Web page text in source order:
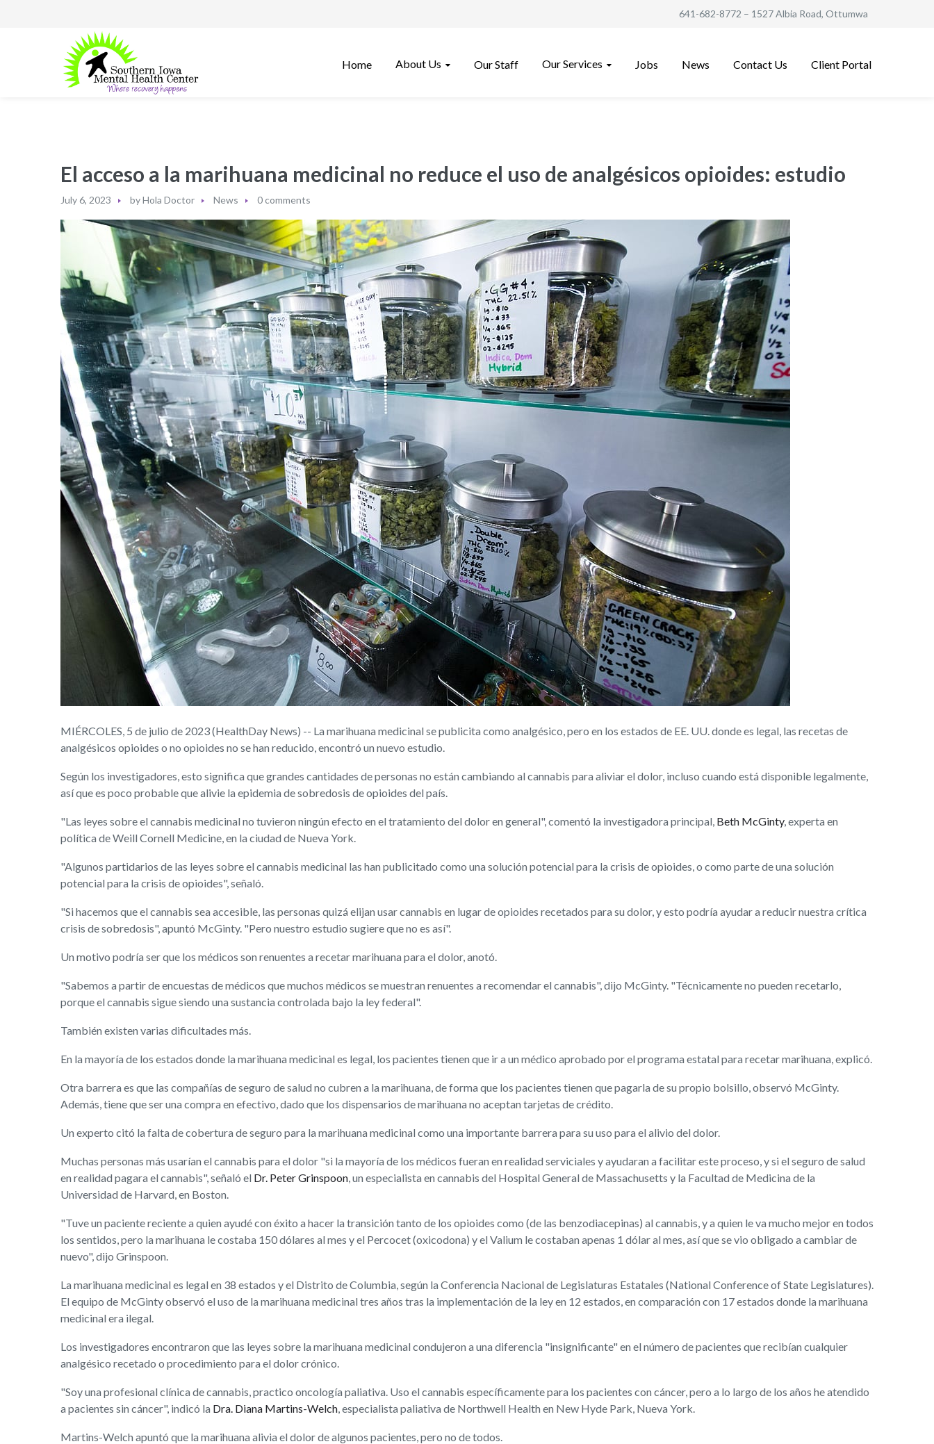
641-682-8772 – 1527 Albia Road, Ottumwa
Home About Us Our Staff Our Services Jobs News Contact Us Client Portal
El acceso a la marihuana medicinal no reduce el uso de analgésicos opioides: estudio
July 6, 2023 byHola Doctor News 0 comments
MIÉRCOLES, 5 de julio de 2023 (HealthDay News) -- La marihuana medicinal se publicita como analgésico, pero en los estados de EE. UU. donde es legal, las recetas de
analgésicos opioides o no opioides no se han reducido, encontró un nuevo estudio.
Según los investigadores, esto significa que grandes cantidades de personas no están cambiando al cannabis para aliviar el dolor, incluso cuando está disponible legalmente,
así que es poco probable que alivie la epidemia de sobredosis de opioides del país.
"Las leyes sobre el cannabis medicinal no tuvieron ningún efecto en el tratamiento del dolor en general", comentó la investigadora principal, Beth McGinty, experta en
política de Weill Cornell Medicine, en la ciudad de Nueva York.
"Algunos partidarios de las leyes sobre el cannabis medicinal las han publicitado como una solución potencial para la crisis de opioides, o como parte de una solución
potencial para la crisis de opioides", señaló.
"Si hacemos que el cannabis sea accesible, las personas quizá elijan usar cannabis en lugar de opioides recetados para su dolor, y esto podría ayudar a reducir nuestra crítica
crisis de sobredosis", apuntó McGinty. "Pero nuestro estudio sugiere que no es así".
Un motivo podría ser que los médicos son renuentes a recetar marihuana para el dolor, anotó.
"Sabemos a partir de encuestas de médicos que muchos médicos se muestran renuentes a recomendar el cannabis", dijo McGinty. "Técnicamente no pueden recetarlo,
porque el cannabis sigue siendo una sustancia controlada bajo la ley federal".
También existen varias dificultades más.
En la mayoría de los estados donde la marihuana medicinal es legal, los pacientes tienen que ir a un médico aprobado por el programa estatal para recetar marihuana, explicó.
Otra barrera es que las compañías de seguro de salud no cubren a la marihuana, de forma que los pacientes tienen que pagarla de su propio bolsillo, observó McGinty.
Además, tiene que ser una compra en efectivo, dado que los dispensarios de marihuana no aceptan tarjetas de crédito.
Un experto citó la falta de cobertura de seguro para la marihuana medicinal como una importante barrera para su uso para el alivio del dolor.
Muchas personas más usarían el cannabis para el dolor "si la mayoría de los médicos fueran en realidad serviciales y ayudaran a facilitar este proceso, y si el seguro de salud
en realidad pagara el cannabis", señaló el Dr. Peter Grinspoon, un especialista en cannabis del Hospital General de Massachusetts y la Facultad de Medicina de la
Universidad de Harvard, en Boston.
"Tuve un paciente reciente a quien ayudé con éxito a hacer la transición tanto de los opioides como (de las benzodiacepinas) al cannabis, y a quien le va mucho mejor en todos
los sentidos, pero la marihuana le costaba 150 dólares al mes y el Percocet (oxicodona) y el Valium le costaban apenas 1 dólar al mes, así que se vio obligado a cambiar de
nuevo", dijo Grinspoon.
La marihuana medicinal es legal en 38 estados y el Distrito de Columbia, según la Conferencia Nacional de Legislaturas Estatales (National Conference of State Legislatures).
El equipo de McGinty observó el uso de la marihuana medicinal tres años tras la implementación de la ley en 12 estados, en comparación con 17 estados donde la marihuana
medicinal era ilegal.
Los investigadores encontraron que las leyes sobre la marihuana medicinal condujeron a una diferencia "insignificante" en el número de pacientes que recibían cualquier
analgésico recetado o procedimiento para el dolor crónico.
"Soy una profesional clínica de cannabis, practico oncología paliativa. Uso el cannabis específicamente para los pacientes con cáncer, pero a lo largo de los años he atendido
a pacientes sin cáncer", indicó la Dra. Diana Martins-Welch, especialista paliativa de Northwell Health en New Hyde Park, Nueva York.
Martins-Welch apuntó que la marihuana alivia el dolor de algunos pacientes, pero no de todos.